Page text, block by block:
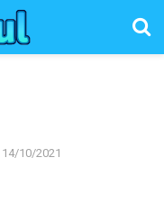
14/10/2021